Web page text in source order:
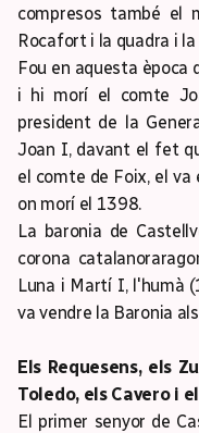
compresos també el
Rocafort i la quadra i
Fou en aquesta època
i hi morí el comte
president de la
Joan I, davant el fet
el comte de Foix, el va
on morí el 1398.
La baronia de
corona
Luna i Martí I, l'humà
va vendre la Baronia
Els Requesens, els
Toledo, els Cavero i
El primer senyor de